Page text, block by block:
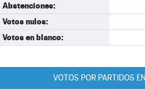
Abstenciones:
Votos nulos:
Votos en blanco:
VOTOS POR PARTIDOS